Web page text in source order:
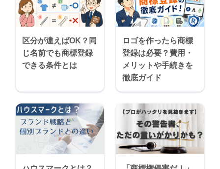
区分が違えばOK？同
じ名前でも商標登録
できる条件とは
ロゴを作ったら商標
登録は必要？費用・
メリットや手続きを
徹底ガイド